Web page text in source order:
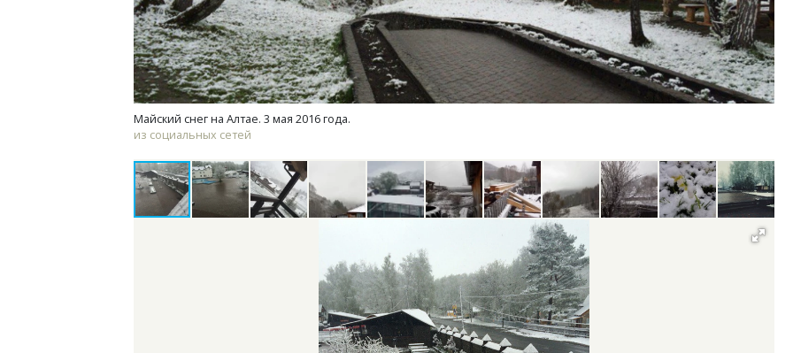
Майский снег на Алтае. 3 мая 2016 года.
из социальных сетей
стандартом благоустройства
СТРОИТЕЛЬСТВО
трендах в фасадах и развитии рынка
СТРОИТЕЛЬСТВО
оставаться на плаву,
штормит
СТРОИТЕЛЬСТВО